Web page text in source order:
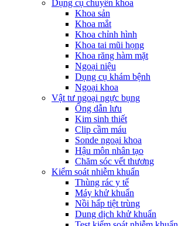
Dụng cụ chuyên khoa
Khoa sản
Khoa mắt
Khoa chỉnh hình
Khoa tai mũi họng
Khoa răng hàm mặt
Ngoại niệu
Dụng cụ khám bệnh
Ngoại khoa
Vật tư ngoại ngực bụng
Ống dẫn lưu
Kim sinh thiết
Clip cầm máu
Sonde ngoại khoa
Hậu môn nhân tạo
Chăm sóc vết thương
Kiểm soát nhiễm khuẩn
Thùng rác y tế
Máy khử khuẩn
Nồi hấp tiệt trùng
Dung dịch khử khuẩn